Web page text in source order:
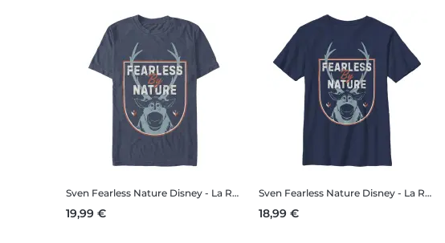
Sven Fearless Nature Disney - La Reine des neiges - Sven Fearless Nature - Homme T-shirt
19,99 €
Sven Fearless Nature Disney - La Reine des neiges - Sven Fearless Nature - Enfant T-shirt
18,99 €